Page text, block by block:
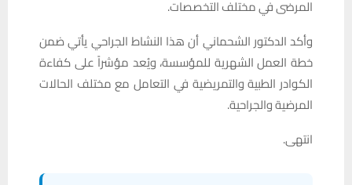
المرضى في مختلف التخصصات.
وأكد الدكتور الشحماني أن هذا النشاط الجراحي يأتي ضمن
خطة العمل الشهرية للمؤسسة، ويُعد مؤشراً على كفاءة
الكوادر الطبية والتمريضية في التعامل مع مختلف الحالات
المرضية والجراحية.
انتهى.